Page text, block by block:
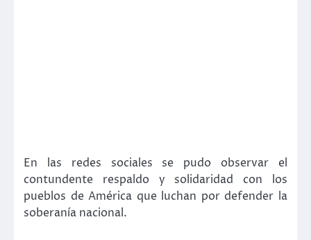
En las redes sociales se pudo observar el
contundente respaldo y solidaridad con los
pueblos de América que luchan por defender la
soberanía nacional.